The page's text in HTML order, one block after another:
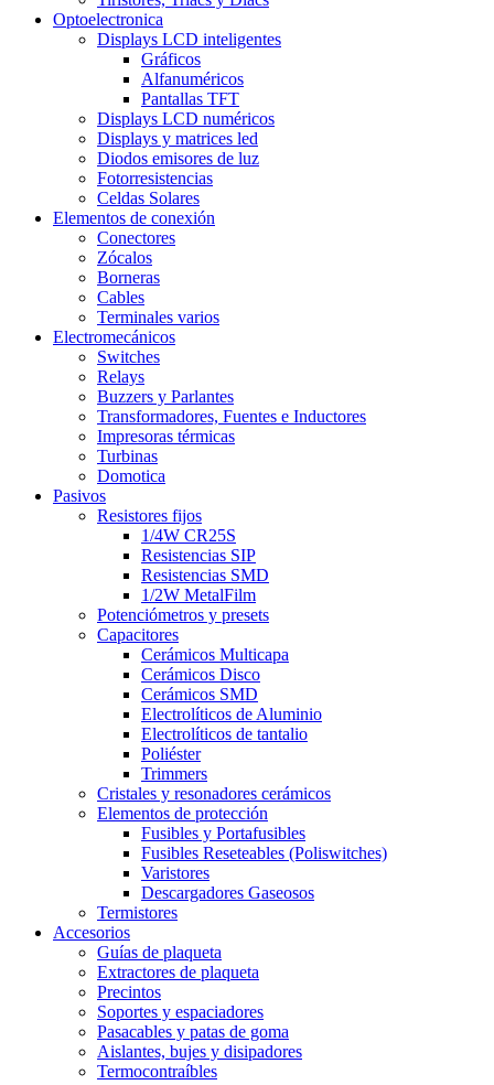
Optoelectronica
Displays LCD inteligentes
Gráficos
Alfanuméricos
Pantallas TFT
Displays LCD numéricos
Displays y matrices led
Diodos emisores de luz
Fotorresistencias
Celdas Solares
Elementos de conexión
Conectores
Zócalos
Borneras
Cables
Terminales varios
Electromecánicos
Switches
Relays
Buzzers y Parlantes
Transformadores, Fuentes e Inductores
Impresoras térmicas
Turbinas
Domotica
Pasivos
Resistores fijos
1/4W CR25S
Resistencias SIP
Resistencias SMD
1/2W MetalFilm
Potenciómetros y presets
Capacitores
Cerámicos Multicapa
Cerámicos Disco
Cerámicos SMD
Electrolíticos de Aluminio
Electrolíticos de tantalio
Poliéster
Trimmers
Cristales y resonadores cerámicos
Elementos de protección
Fusibles y Portafusibles
Fusibles Reseteables (Poliswitches)
Varistores
Descargadores Gaseosos
Termistores
Accesorios
Guías de plaqueta
Extractores de plaqueta
Precintos
Soportes y espaciadores
Pasacables y patas de goma
Aislantes, bujes y disipadores
Termocontraíbles